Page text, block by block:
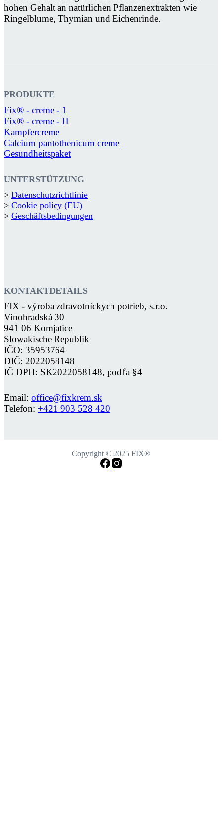
hohen Gehalt an natürlichen Pflanzenextrakten wie
Ringelblume, Thymian und Eichenrinde.
PRODUKTE
Fix® - creme - 1
Fix® - creme - H
Kampfercreme
Calcium pantothenicum creme
Gesundheitspaket
UNTERSTÜTZUNG
> Datenschutzrichtlinie
> Cookie policy (EU)
> Geschäftsbedingungen
KONTAKTDETAILS
FIX - výroba zdravotníckych potrieb, s.r.o.
Vinohradská 30
941 06 Komjatice
Slowakische Republik
IČO: 35953764
DIČ: 2022058148
IČ DPH: SK2022058148, podľa §4
Email: office@fixkrem.sk
Telefon: +421 903 528 420
Copyright © 2025 FIX®